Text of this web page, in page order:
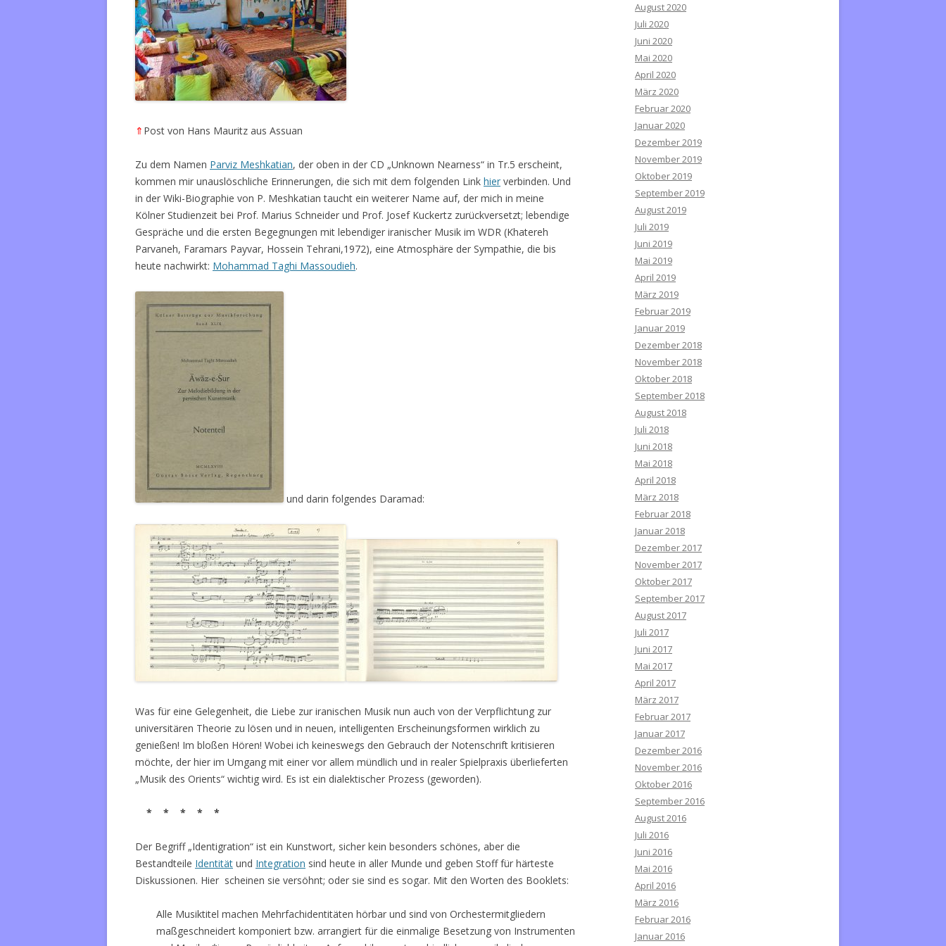
⇑ Post von Hans Mauritz aus Assuan
Zu dem Namen Parviz Meshkatian, der oben in der CD „Unknown Nearness“ in Tr.5 erscheint,
kommen mir unauslöschliche Erinnerungen, die sich mit dem folgenden Link hier verbinden. Und
in der Wiki-Biographie von P. Meshkatian taucht ein weiterer Name auf, der mich in meine
Kölner Studienzeit bei Prof. Marius Schneider und Prof. Josef Kuckertz zurückversetzt; lebendige
Gespräche und die ersten Begegnungen mit lebendiger iranischer Musik im WDR (Khatereh
Parvaneh, Faramars Payvar, Hossein Tehrani,1972), eine Atmosphäre der Sympathie, die bis
heute nachwirkt: Mohammad Taghi Massoudieh.
und darin folgendes Daramad:
Was für eine Gelegenheit, die Liebe zur iranischen Musik nun auch von der Verpflichtung zur
universitären Theorie zu lösen und in neuen, intelligenten Erscheinungsformen wirklich zu
genießen! Im bloßen Hören! Wobei ich keineswegs den Gebrauch der Notenschrift kritisieren
möchte, der hier im Umgang mit einer vor allem mündlich und in realer Spielpraxis überlieferten
„Musik des Orients“ wichtig wird. Es ist ein dialektischer Prozess (geworden).
* * * * *
Der Begriff „Identigration“ ist ein Kunstwort, sicher kein besonders schönes, aber die
Bestandteile Identität und Integration sind heute in aller Munde und geben Stoff für härteste
Diskussionen. Hier scheinen sie versöhnt; oder sie sind es sogar. Mit den Worten des Booklets:
Alle Musiktitel machen Mehrfachidentitäten hörbar und sind von Orchestermitgliedern
maßgeschneidert komponiert bzw. arrangiert für die einmalige Besetzung von Instrumenten
August 2020
Juli 2020
Juni 2020
Mai 2020
April 2020
März 2020
Februar 2020
Januar 2020
Dezember 2019
November 2019
Oktober 2019
September 2019
August 2019
Juli 2019
Juni 2019
Mai 2019
April 2019
März 2019
Februar 2019
Januar 2019
Dezember 2018
November 2018
Oktober 2018
September 2018
August 2018
Juli 2018
Juni 2018
Mai 2018
April 2018
März 2018
Februar 2018
Januar 2018
Dezember 2017
November 2017
Oktober 2017
September 2017
August 2017
Juli 2017
Juni 2017
Mai 2017
April 2017
März 2017
Februar 2017
Januar 2017
Dezember 2016
November 2016
Oktober 2016
September 2016
August 2016
Juli 2016
Juni 2016
Mai 2016
April 2016
März 2016
Februar 2016
Januar 2016